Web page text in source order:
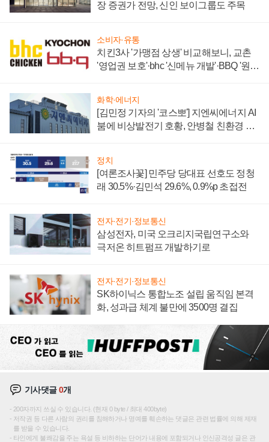
장 증권가 전망, 신인 보이그룹도 주목
소비자·유통
치킨3사 '가맹점 상생' 비교해보니, 교촌
'영업권 보호'·bhc '신메뉴 개발'·BBQ '원가
화학·에너지
[김민정 기자의 '코스뽀'] 지엔씨에너지 AI
붐에 비상발전기 호황, 안병철 친환경 에
정치
[여론조사꽃] 민주당 당대표 선호도 정청
래 30.5%·김민석 29.6%, 0.9%p 초접전
전자·전기·정보통신
삼성전자, 미국 오크리지국립연구소와
극저온 히트펌프 개발하기로
전자·전기·정보통신
SK하이닉스 통합노조 설립 움직임 본격
화, 성과급 체계 불만에 3500명 결집
기사댓글0개
200자까지 쓰실 수 있습니다. (현재 0 byte / 최대 400byte)
저작권 등 다른 사람의 권리를 침해하거나 명예를 훼손하는 댓글은 관련 법률에 의해 제재
를 받을 수 있습니다.
타인에게 불쾌감을 주는 욕설 등 비하하는 단어가 내용에 포함되거나 인신공격성 글은 관